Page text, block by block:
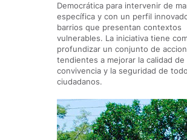
Democrática para intervenir de
específica y con un perfil
barrios que presentan contextos
vulnerables. La iniciativa tiene
profundizar un conjunto de
tendientes a mejorar la calidad de
convivencia y la seguridad de
ciudadanos.